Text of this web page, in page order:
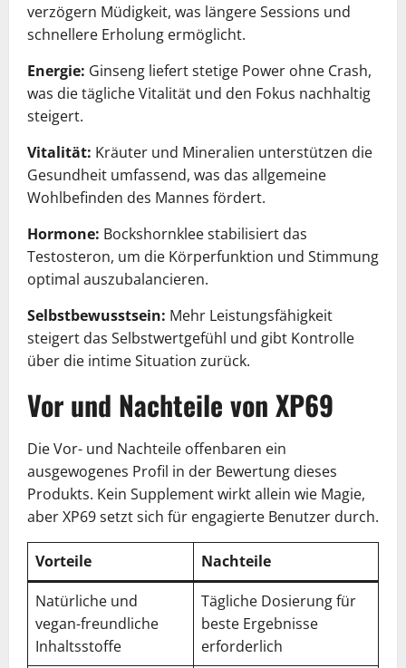
verzögern Müdigkeit, was längere Sessions und
schnellere Erholung ermöglicht.
Energie: Ginseng liefert stetige Power ohne Crash,
was die tägliche Vitalität und den Fokus nachhaltig
steigert.
Vitalität: Kräuter und Mineralien unterstützen die
Gesundheit umfassend, was das allgemeine
Wohlbefinden des Mannes fördert.
Hormone: Bockshornklee stabilisiert das
Testosteron, um die Körperfunktion und Stimmung
optimal auszubalancieren.
Selbstbewusstsein: Mehr Leistungsfähigkeit
steigert das Selbstwertgefühl und gibt Kontrolle
über die intime Situation zurück.
Vor und Nachteile von XP69
Die Vor- und Nachteile offenbaren ein
ausgewogenes Profil in der Bewertung dieses
Produkts. Kein Supplement wirkt allein wie Magie,
aber XP69 setzt sich für engagierte Benutzer durch.
Vorteile
Nachteile
Natürliche und
vegan-freundliche
Inhaltsstoffe
Tägliche Dosierung für
beste Ergebnisse
erforderlich